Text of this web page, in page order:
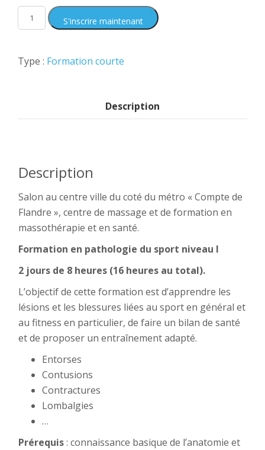
S'inscrire maintenant
Type : Formation courte
Description
Description
Salon au centre ville du coté du métro « Compte de
Flandre », centre de massage et de formation en
massothérapie et en santé.
Formation en pathologie du sport niveau I
2 jours de 8 heures (16 heures au total).
L’objectif de cette formation est d’apprendre les
lésions et les blessures liées au sport en général et
au fitness en particulier, de faire un bilan de santé
et de proposer un entraînement adapté.
Entorses
Contusions
Contractures
Lombalgies
…
Prérequis: connaissance basique de l’anatomie et